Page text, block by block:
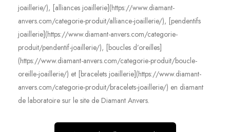
joaillerie/), [alliances joaillerie](https://www.diamant-
anvers.com/categorie-produit/alliance-joaillerie/), [pendentifs
joaillerie](https://www.diamant-anvers.com/categorie-
produit/pendentif-joaillerie/), [boucles d’oreilles]
(https://www.diamant-anvers.com/categorie-produit/boucle-
oreille-joaillerie/) et [bracelets joaillerie](https://www.diamant-
anvers.com/categorie-produit/bracelets-joaillerie/) en diamant
de laboratoire sur le site de Diamant Anvers.